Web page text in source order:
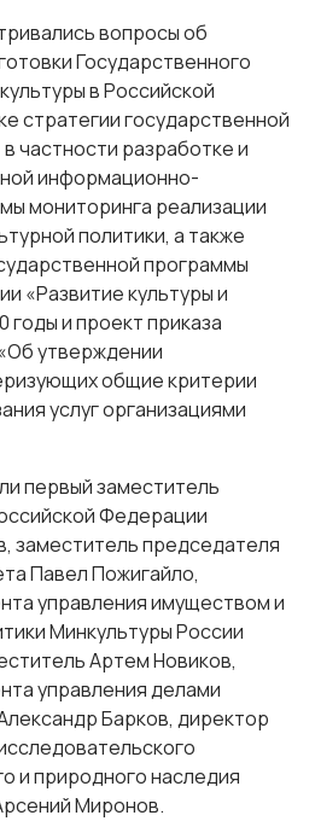
вопросы об
Государственного
в Российской
стратегии государственной
частности разработке и
информационно-
мониторинга реализации
политики, а также
программы
«Развитие культуры и
годы и проект приказа
утверждении
общие критерии
услуг организациями
первый заместитель
Федерации
заместитель председателя
Павел Пожигайло,
управления имуществом и
Минкультуры России
Артем Новиков,
управления делами
Барков, директор
и природного наследия
Миронов.